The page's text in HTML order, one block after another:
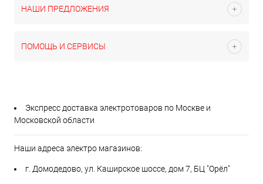
НАШИ ПРЕДЛОЖЕНИЯ
ПОМОЩЬ И СЕРВИСЫ
Экспресс доставка электротоваров по Москве и
Московской области
Наши адреса электро магазинов:
г. Домодедово, ул. Каширское шоссе, дом 7, БЦ "Орёл"